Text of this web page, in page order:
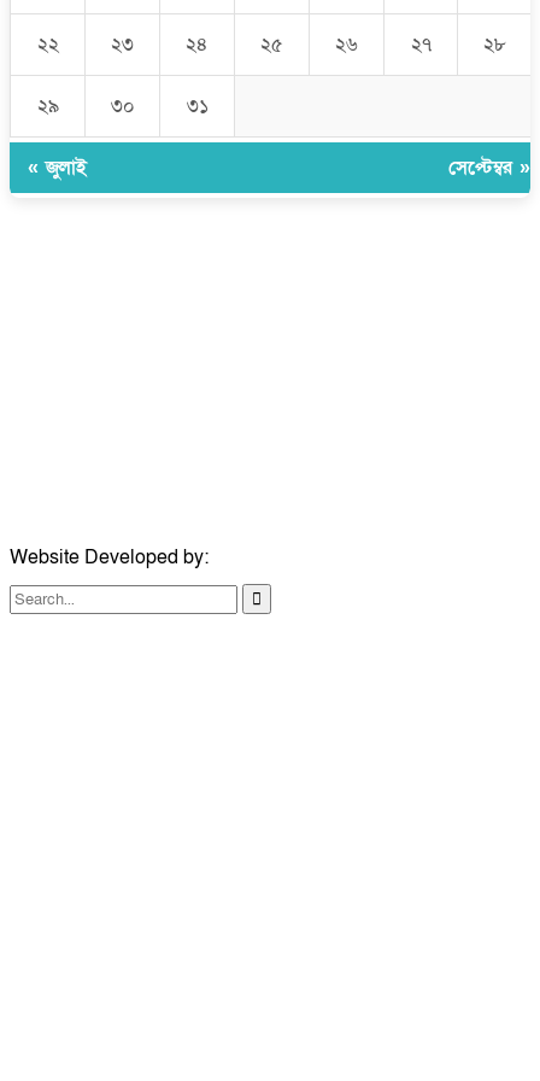
২২ ২৩ ২৪ ২৫ ২৬ ২৭ ২৮
২৯ ৩০ ৩১
« জুলাই সেপ্টেম্বর »
Website Developed by: